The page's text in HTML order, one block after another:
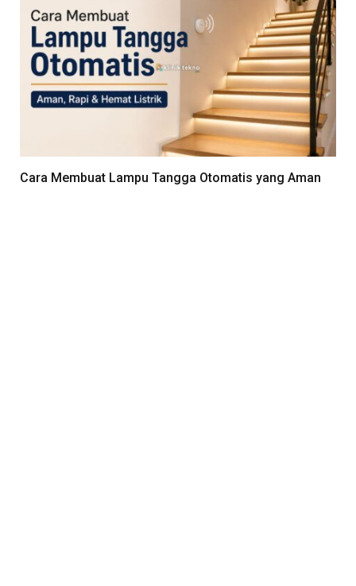
Cara Membuat Lampu Tangga Otomatis yang Aman